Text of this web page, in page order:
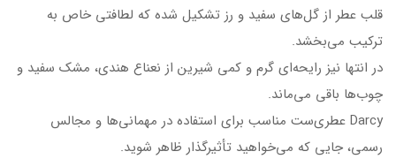
قلب عطر از گل‌های سفید و رز تشکیل شده که لطافتی خاص به
ترکیب می‌بخشد.
در انتها نیز رایحه‌ای گرم و کمی شیرین از نعناع هندی، مشک سفید و
چوب‌ها باقی می‌ماند.
Darcy عطری‌ست مناسب برای استفاده در مهمانی‌ها و مجالس
رسمی، جایی که می‌خواهید تأثیرگذار ظاهر شوید.